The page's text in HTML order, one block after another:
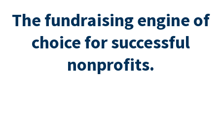
The fundraising engine of
choice for successful
nonprofits.